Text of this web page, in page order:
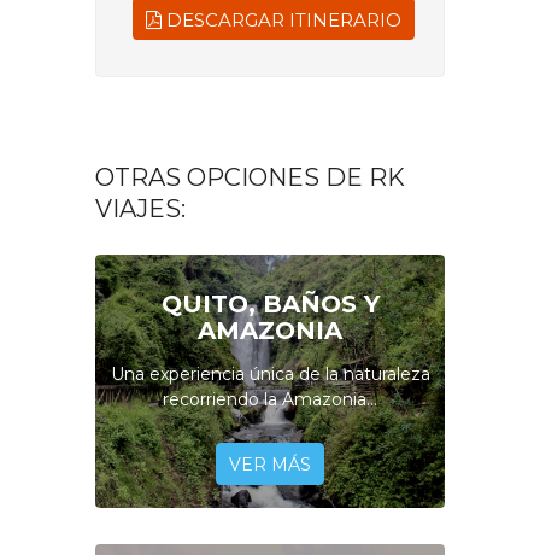
DESCARGAR ITINERARIO
OTRAS OPCIONES DE RK
VIAJES:
QUITO, BAÑOS Y
AMAZONIA
Una experiencia única de la naturaleza
recorriendo la Amazonia...
VER MÁS